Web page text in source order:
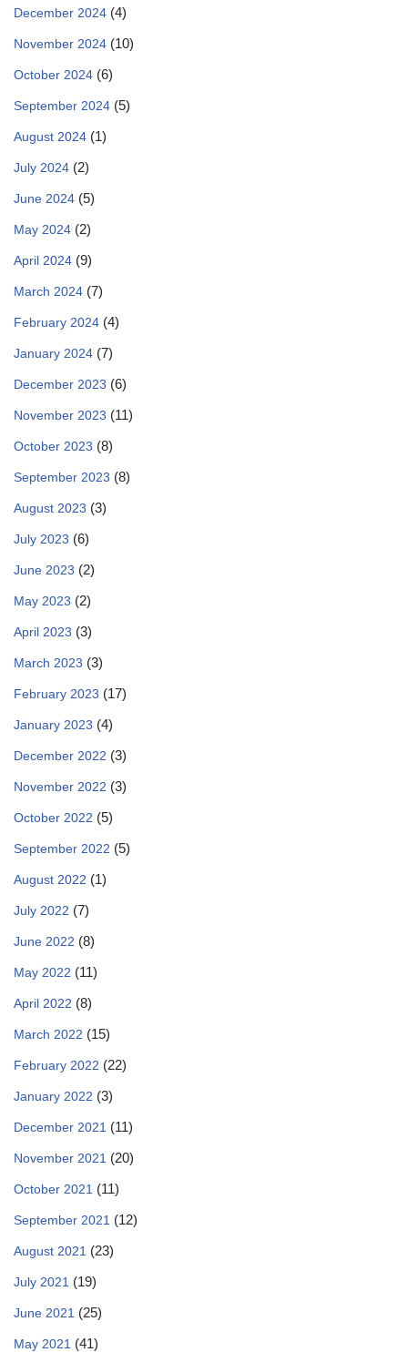
December 2024 (4)
November 2024 (10)
October 2024 (6)
September 2024 (5)
August 2024 (1)
July 2024 (2)
June 2024 (5)
May 2024 (2)
April 2024 (9)
March 2024 (7)
February 2024 (4)
January 2024 (7)
December 2023 (6)
November 2023 (11)
October 2023 (8)
September 2023 (8)
August 2023 (3)
July 2023 (6)
June 2023 (2)
May 2023 (2)
April 2023 (3)
March 2023 (3)
February 2023 (17)
January 2023 (4)
December 2022 (3)
November 2022 (3)
October 2022 (5)
September 2022 (5)
August 2022 (1)
July 2022 (7)
June 2022 (8)
May 2022 (11)
April 2022 (8)
March 2022 (15)
February 2022 (22)
January 2022 (3)
December 2021 (11)
November 2021 (20)
October 2021 (11)
September 2021 (12)
August 2021 (23)
July 2021 (19)
June 2021 (25)
May 2021 (41)